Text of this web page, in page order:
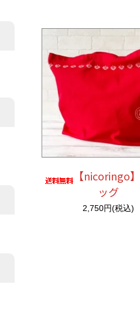
【nicoringo
ッグ
2,750円(税込)